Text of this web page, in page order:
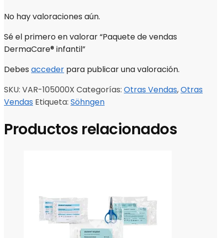
No hay valoraciones aún.
Sé el primero en valorar “Paquete de vendas
DermaCare® infantil”
Debes acceder para publicar una valoración.
SKU: VAR-105000X Categorías: Otras Vendas,Otras
Vendas Etiqueta: Söhngen
Productos relacionados